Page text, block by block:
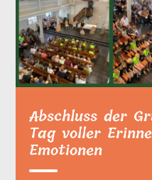
Abschluss der
Tag voller
Emotionen